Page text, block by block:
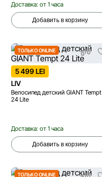
Доставка: от 1 часа
Добавить в корзину
ТОЛЬКО ONLINE
5 499 LEI
LIV
Велосипед детский GIANT Tempt
24 Lite
Доставка: от 1 часа
Добавить в корзину
ТОЛЬКО ONLINE